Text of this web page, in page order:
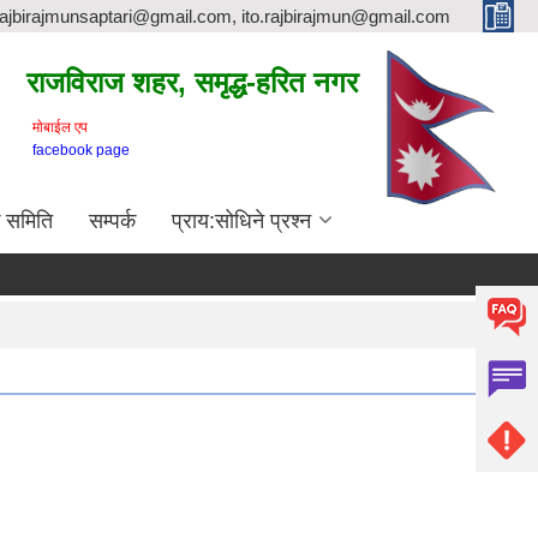
ito.rajbirajmun@gmail.com
राजविराज शहर, समृद्ध-हरित नगर
माेबाईल एप
facebook page
समिति सम्पर्क प्राय:सोधिने प्रश्न